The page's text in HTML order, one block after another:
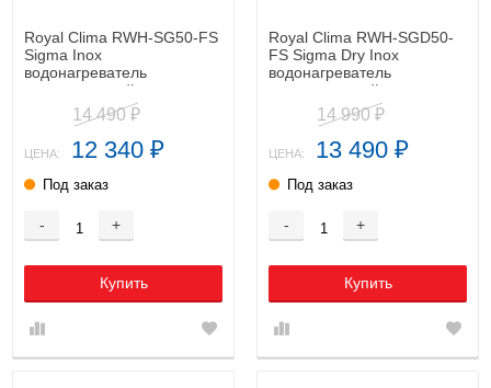
Royal Clima RWH-SG50-FS
Sigma Inox
водонагреватель
накопительный
14 490 ₽
ЦЕНА: 12 340 ₽
Под заказ
- +
Купить
Royal Clima RWH-SGD50-
FS Sigma Dry Inox
водонагреватель
накопительный
14 990 ₽
ЦЕНА: 13 490 ₽
Под заказ
- +
Купить